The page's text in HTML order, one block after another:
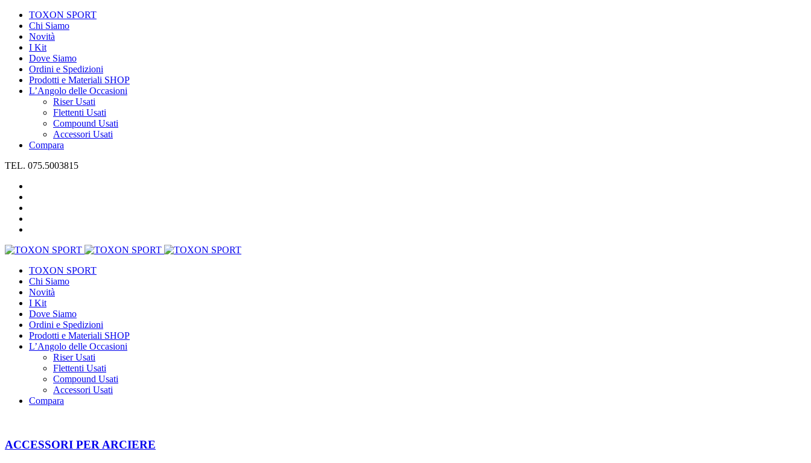
TOXON SPORT
Chi Siamo
Novità
I Kit
Dove Siamo
Ordini e Spedizioni
Prodotti e Materiali SHOP
L’Angolo delle Occasioni
Riser Usati
Flettenti Usati
Compound Usati
Accessori Usati
Compara
TEL. 075.5003815
TOXON SPORT
Chi Siamo
Novità
I Kit
Dove Siamo
Ordini e Spedizioni
Prodotti e Materiali SHOP
L’Angolo delle Occasioni
Riser Usati
Flettenti Usati
Compound Usati
Accessori Usati
Compara
ACCESSORI PER ARCIERE